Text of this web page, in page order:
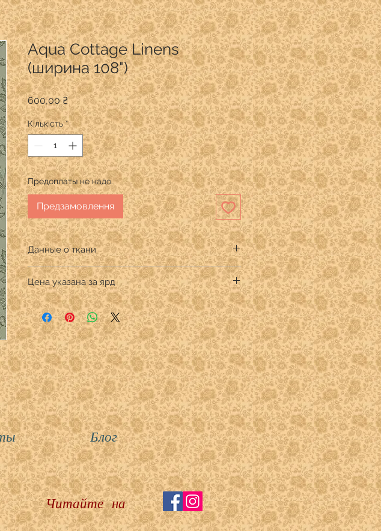
Aqua Cottage Linens
(ширина 108")
600,00 ₴Ціна
Кількість *
Предоплаты не надо.
Предзамовлення
Данные о ткани
Производитель: Henry Glass
Дизайнер:
Состав: 100% хлопок премиум
Ширина ткани 108 "
Цена указана за ярд
Продается в количестве кратном 1ярду.
1 ярда = 91,4 см
Блог
Читайте на